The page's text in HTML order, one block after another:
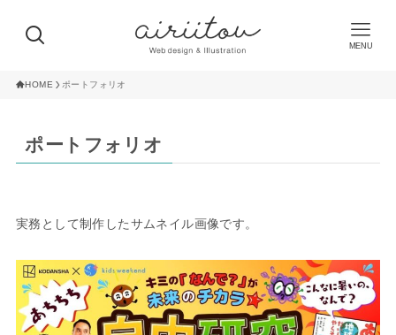
MENU
HOME ポートフォリオ
ポートフォリオ
実務として制作したサムネイル画像です。